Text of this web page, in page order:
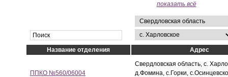
показать всё
Название отделения Адрес
ППКО №560/06004
Свердловская область, с.
д.Фомина, с.Горки,